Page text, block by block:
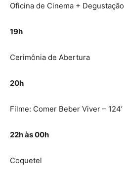
Oficina de Cinema + Degustação
19h
Cerimônia de Abertura
20h
Filme: Comer Beber Viver – 124’
22h às 00h
Coquetel